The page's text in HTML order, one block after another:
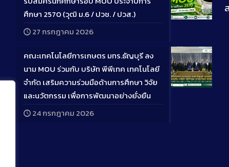
Long
ศึกษา 2570 (วุฒิ ม.6 / ปวช. / ปวส.)
27 กรกฎาคม 2026
Long
คณะเทคโนโลยีการเกษตร มทร.ธัญบุรี ลง
นาม MOU ร่วมกับ บริษัท พีพีเทค เทคโนโลยี
จำกัด เสริมความร่วมมือด้านการศึกษา วิจัย
และนวัตกรรม เพื่อการพัฒนาอย่างยั่งยืน
24 กรกฎาคม 2026